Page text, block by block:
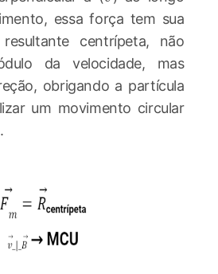
essa força tem sua
centrípeta, não
da velocidade, mas
obrigando a partícula
um movimento circular